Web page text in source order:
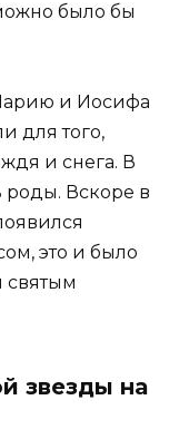
было бы
и Иосифа
для того,
и снега. В
Вскоре в
это и было
святым
звезды на